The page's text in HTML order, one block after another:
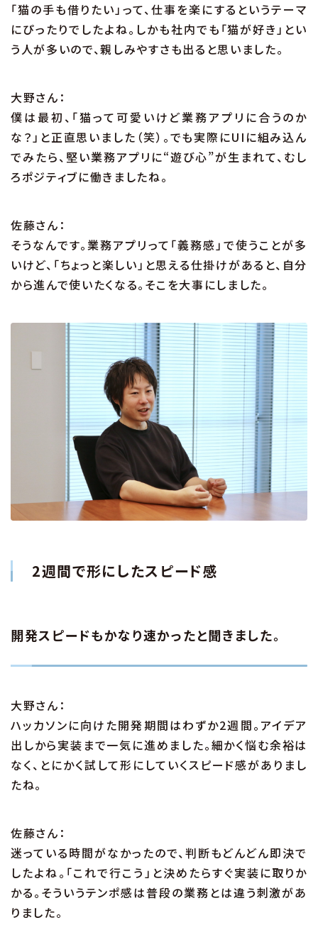
「猫の手も借りたい」って、仕事を楽にするというテーマ
にぴったりでしたよね。しかも社内でも「猫が好き」とい
う人が多いので、親しみやすさも出ると思いました。
大野さん：
僕は最初、「猫って可愛いけど業務アプリに合うのか
な？」と正直思いました（笑）。でも実際にUIに組み込ん
でみたら、堅い業務アプリに“遊び心”が生まれて、むし
ろポジティブに働きましたね。
佐藤さん：
そうなんです。業務アプリって「義務感」で使うことが多
いけど、「ちょっと楽しい」と思える仕掛けがあると、自分
から進んで使いたくなる。そこを大事にしました。
2週間で形にしたスピード感
開発スピードもかなり速かったと聞きました。
大野さん：
ハッカソンに向けた開発期間はわずか2週間。アイデア
出しから実装まで一気に進めました。細かく悩む余裕は
なく、とにかく試して形にしていくスピード感がありまし
たね。
佐藤さん：
迷っている時間がなかったので、判断もどんどん即決で
したよね。「これで行こう」と決めたらすぐ実装に取りか
かる。そういうテンポ感は普段の業務とは違う刺激があ
りました。